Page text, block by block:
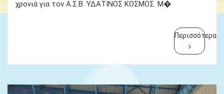
χρονιά για τον Α.Σ.Β. ΥΔΑΤΙΝΟΣ ΚΟΣΜΟΣ. Μ�
Περισσότερα